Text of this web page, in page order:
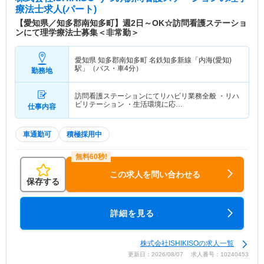
療法士求人(パート)
【愛知県／知多郡南知多町】週2日～OK☆訪問看護ステーショ
ンにて理学療法士募集＜非常勤＞
勤務地
愛知県 知多郡南知多町 名鉄知多新線「内海(愛知)
駅」（バス・車4分）
仕事内容
訪問看護ステーションにてリハビリ業務全般 ・リハ
ビリテーション ・生活環境に応…
車通勤可 積極採用中
保存する
この求人を問い合わせる
詳細を見る
株式会社ISHIKISOの求人一覧
更新日：2026/08/07 求人番号：10240453